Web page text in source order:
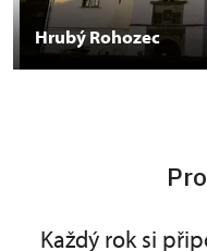
Hrubý Rohozec
Každý rok si